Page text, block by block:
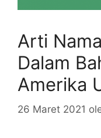
Arti
Dalam
Amerika
26 Maret 2021